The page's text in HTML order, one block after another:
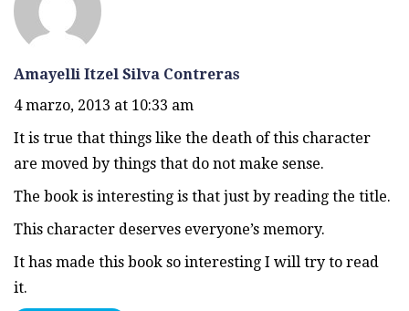
Amayelli Itzel Silva Contreras
4 marzo, 2013 at 10:33 am
It is true that things like the death of this character
are moved by things that do not make sense.
The book is interesting is that just by reading the title.
This character deserves everyone’s memory.
It has made this book so interesting I will try to read
it.